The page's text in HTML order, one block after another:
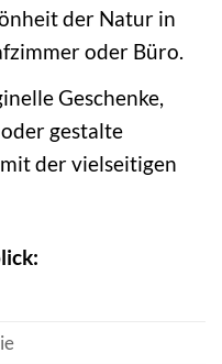
der Natur in
oder Büro.
Geschenke,
oder gestalte
der vielseitigen